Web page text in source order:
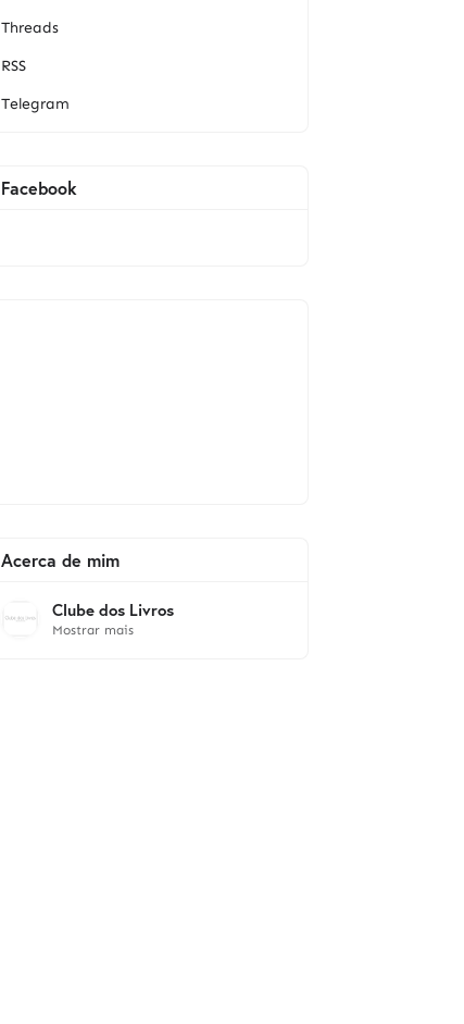
Threads
RSS
Telegram
Facebook
Acerca de mim
Clube dos Livros
Mostrar mais